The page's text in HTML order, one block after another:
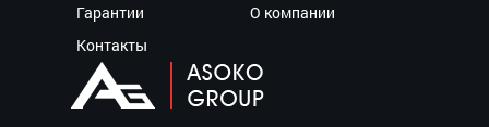
Гарантии
О компании
Контакты